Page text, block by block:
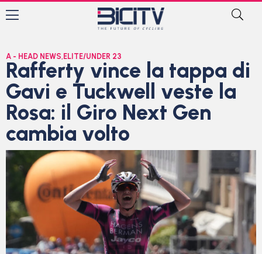
A - HEAD NEWS, ELITE/UNDER 23
Rafferty vince la tappa di
Gavi e Tuckwell veste la
Rosa: il Giro Next Gen
cambia volto